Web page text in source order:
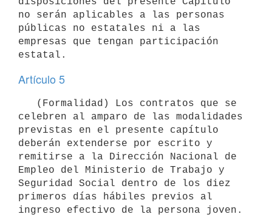
no serán aplicables a las personas
públicas no estatales ni a las
empresas que tengan participación
Artículo 5
celebren al amparo de las modalidades
previstas en el presente capítulo
deberán extenderse por escrito y
remitirse a la Dirección Nacional de
Empleo del Ministerio de Trabajo y
Seguridad Social dentro de los diez
primeros días hábiles previos al
ingreso efectivo de la persona joven.